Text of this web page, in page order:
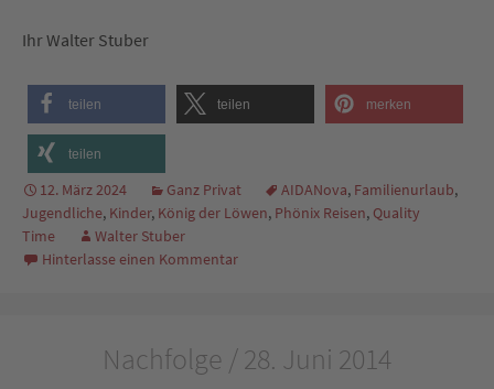
Ihr Walter Stuber
teilen teilen merken
teilen
12. März 2024 Ganz Privat AIDANova, Familienurlaub,
Jugendliche, Kinder, König der Löwen, Phönix Reisen, Quality
Time
Walter Stuber
Hinterlasse einen Kommentar
Nachfolge / 28. Juni 2014